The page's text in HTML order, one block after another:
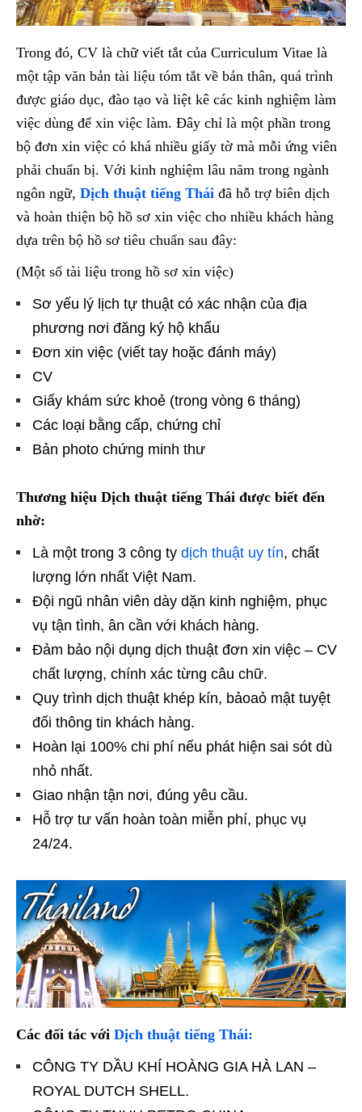
Trong đó, CV là chữ viết tắt của Curriculum Vitae là
một tập văn bản tài liệu tóm tắt về bản thân, quá trình
được giáo dục, đào tạo và liệt kê các kinh nghiệm làm
việc dùng để xin việc làm. Đây chỉ là một phần trong
bộ đơn xin việc có khá nhiều giấy tờ mà mỗi ứng viên
phải chuẩn bị. Với kinh nghiệm lâu năm trong ngành
ngôn ngữ, Dịch thuật tiếng Thái đã hỗ trợ biên dịch
và hoàn thiện bộ hồ sơ xin việc cho nhiều khách hàng
dựa trên bộ hồ sơ tiêu chuẩn sau đây:
(Một số tài liệu trong hồ sơ xin việc)
Sơ yếu lý lịch tự thuật có xác nhận của địa
phương nơi đăng ký hộ khẩu
Đơn xin việc (viết tay hoặc đánh máy)
CV
Giấy khám sức khoẻ (trong vòng 6 tháng)
Các loại bằng cấp, chứng chỉ
Bản photo chứng minh thư
Thương hiệu Dịch thuật tiếng Thái được biết đến
nhờ:
Là một trong 3 công ty dịch thuật uy tín, chất
lượng lớn nhất Việt Nam.
Đội ngũ nhân viên dày dặn kinh nghiệm, phục
vụ tận tình, ân cần với khách hàng.
Đảm bảo nội dụng dịch thuật đơn xin việc – CV
chất lượng, chính xác từng câu chữ.
Quy trình dịch thuật khép kín, bảoaỏ mật tuyệt
đối thông tin khách hàng.
Hoàn lại 100% chi phí nếu phát hiện sai sót dù
nhỏ nhất.
Giao nhận tận nơi, đúng yêu cầu.
Hỗ trợ tư vấn hoàn toàn miễn phí, phục vụ
24/24.
Các đối tác với Dịch thuật tiếng Thái:
CÔNG TY DẦU KHÍ HOÀNG GIA HÀ LAN –
ROYAL DUTCH SHELL.